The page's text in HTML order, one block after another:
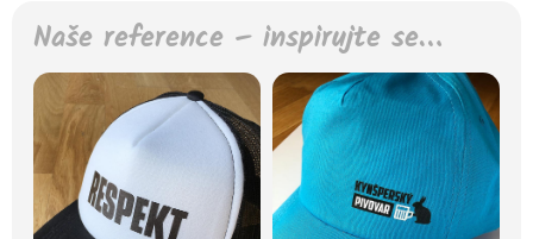
Naše reference – inspirujte se…